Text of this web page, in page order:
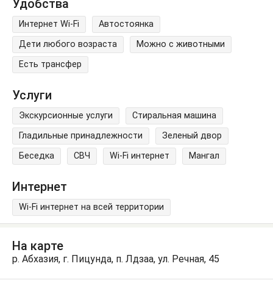
Удобства
Интернет Wi-Fi
Автостоянка
Дети любого возраста
Можно с животными
Есть трансфер
Услуги
Экскурсионные услуги
Стиральная машина
Гладильные принадлежности
Зеленый двор
Беседка
СВЧ Wi-Fi интернет Мангал
Интернет
Wi-Fi интернет на всей территории
На карте
р. Абхазия, г. Пицунда, п. Лдзаа, ул. Речная, 45